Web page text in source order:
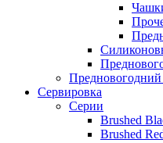
Предновогодний
Сервировка
Серии
Brushed
Brushed